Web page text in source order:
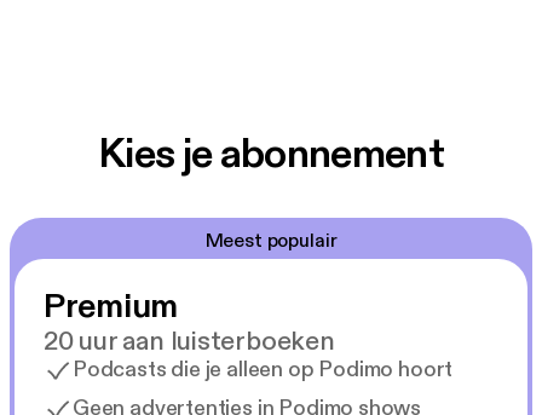
Kies je abonnement
Meest populair
Premium
20 uur aan luisterboeken
Podcasts die je alleen op Podimo hoort
Geen advertenties in Podimo shows